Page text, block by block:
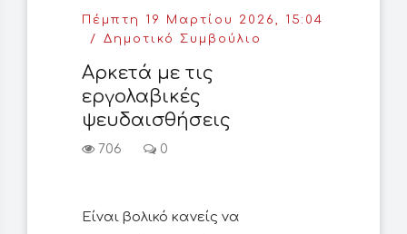
Πέμπτη 19 Μαρτίου 2026, 15:04
Δημοτικό Συμβούλιο
Αρκετά με τις
εργολαβικές
ψευδαισθήσεις
706 0
Είναι βολικό κανείς να